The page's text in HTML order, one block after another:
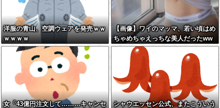
洋服の青山、空調ウェアを発売ｗｗ
ｗｗｗｗ
【画像】ワイのマッマ、若い頃はめ
ちゃめちゃえっちな美人だったww
www
女「43億円注文して………キャンセ
シャウエッセン公式、またこういう